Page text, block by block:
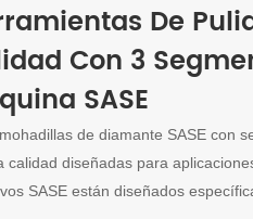
De
Con 3
SASE
de diamante SASE con
calidad diseñadas para
SASE están diseñados